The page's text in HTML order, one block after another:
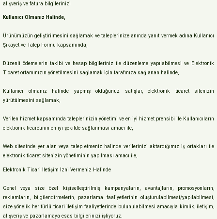
alışveriş ve fatura bilgilerinizi
Kullanıcı Olmanız Halinde,
Ürünümüzün geliştirilmesini sağlamak ve taleplerinize anında yanıt vermek adına Kullanıcı
Şikayet ve Talep Formu kapsamında,
Düzenli ödemelerin takibi ve hesap bilgileriniz ile düzenleme yapılabilmesi ve Elektronik
Ticaret ortamınızın yönetilmesini sağlamak için tarafınıza sağlanan halinde,
Kullanıcı olmanız halinde yapmış olduğunuz satışlar, elektronik ticaret sitenizin
yürütülmesini sağlamak,
Verilen hizmet kapsamında taleplerinizin yönetimi ve en iyi hizmet prensibi ile Kullanıcıların
elektronik ticaretinin en iyi şekilde sağlanması amacı ile,
Web sitesinde yer alan veya talep etmeniz halinde verilerinizi aktardığımız iş ortakları ile
elektronik ticaret sitenizin yönetiminin yapılması amacı ile,
Elektronik Ticari İletişim İzni Vermeniz Halinde
Genel veya size özel kişiselleştirilmiş kampanyaların, avantajların, promosyonların,
reklamların, bilgilendirmelerin, pazarlama faaliyetlerinin oluşturulabilmesi/yapılabilmesi,
size yönelik her türlü ticari iletişim faaliyetlerinde bulunulabilmesi amacıyla kimlik, iletişim,
alışveriş ve pazarlamaya esas bilgilerinizi işliyoruz.